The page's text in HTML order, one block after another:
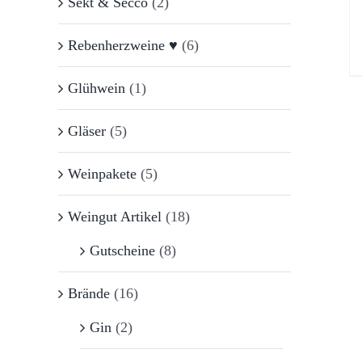
Rebenherzweine ♥ (6)
Glühwein (1)
Gläser (5)
Weinpakete (5)
Weingut Artikel (18)
Gutscheine (8)
Brände (16)
Gin (2)